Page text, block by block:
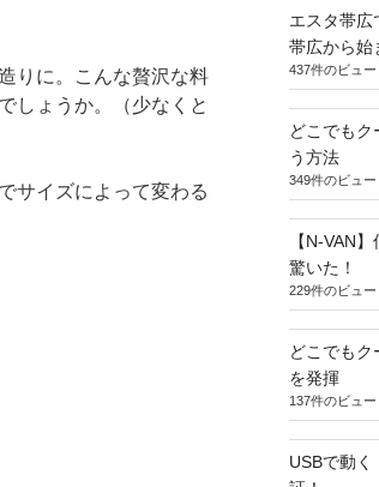
りに。こんな贅沢な料
しょうか。（少なくと
サイズによって変わる
エスタ帯
帯広から始
437件のビュー
どこでも
う方法
349件のビュー
【N-VAN
驚いた！
229件のビュー
どこでも
を発揮
137件のビュー
USBで動